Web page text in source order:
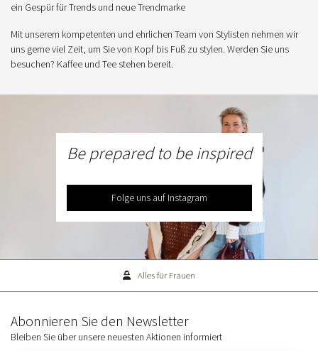
ein Gespür für Trends und neue Trendmarke
Mit unserem kompetenten und ehrlichen Team von Stylisten nehmen wir
uns gerne viel Zeit, um Sie von Kopf bis Fuß zu stylen. Werden Sie uns
besuchen? Kaffee und Tee stehen bereit.
Be prepared to be inspired
Folge uns auf Instagram
Alles für Frauen
Abonnieren Sie den Newsletter
Bleiben Sie über unsere neuesten Aktionen informiert